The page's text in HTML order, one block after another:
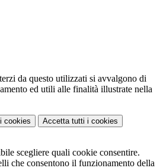
da questo utilizzati si avvalgono di
ed utili alle finalità illustrate nella
i cookies Accetta tutti i cookies
scegliere quali cookie consentire.
che consentono il funzionamento della